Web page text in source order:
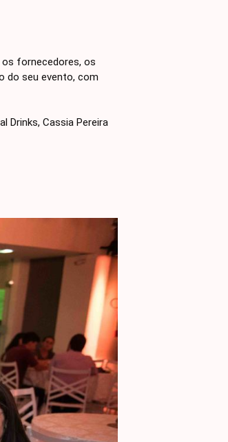
fornecedores, os
do seu evento, com
Drinks, Cassia Pereira